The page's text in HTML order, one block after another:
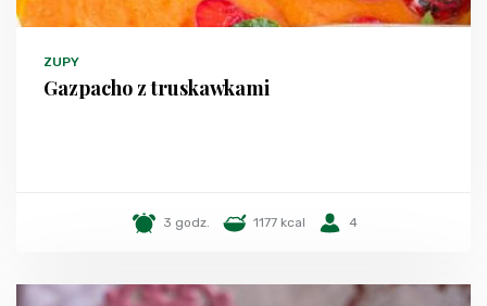
ZUPY
Gazpacho z truskawkami
3 godz. 1177 kcal 4